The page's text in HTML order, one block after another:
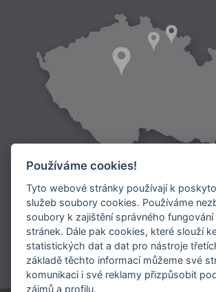
Doprava:
Platba:
Používáme cookies!
Tyto webové stránky používají k
služeb soubory cookies. Používáme
soubory k zajištění správného
stránek. Dále pak cookies, které slouží
statistických dat a dat pro nástroje
základě těchto informací můžeme své
komunikaci i své reklamy přizpůsobit
zájmů a profilu.